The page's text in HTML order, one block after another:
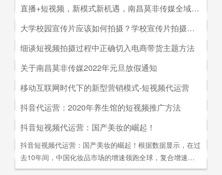
视宣传的规模，似乎企业宣传片是大企业才做得起的东西。
而事实上，正是因为公司规模小，才需要通过一个企业形象
片的包装，给经销商客户等以信心。
抖音代运营哪家公司好？南昌抖音代运营公司有哪些？抖音
何选择抖音代运营公司呢，首先我们要先了解抖音代运营的
主要工作有哪些，抖音代运营公司会帮助我们做什么，什么
是我们自己做不到的，随着抖音的流行，抖音代运营的发展
前景是非常好的。
直播+短视频，新模式新机遇，南昌莫非传媒全域营销平台全新低成本精准拓客！
直播+短视频，新模式新机遇，南昌莫非传媒全域营销平台
会对市场营销造成深远的影响，引领企业走向下一场变革。
2G时代，消费者实现了通讯的自由；3G时代，视频通话和
移动数据技术的兴起推动了智能手机的发展；到了4G技术
的普及，成为了视频流媒体、移动应用和程序化广告发展的
信息的接收已经从图文时代转向了视听时代，而营销方式也
从单一的PC搜索引擎向多媒体、多领域转移，短视频、直
大学校园宣传片应该如何拍摄？学校宣传片拍摄出来有哪些作用？
大学校园宣传片应该如何拍摄？学校宣传片拍摄出来有哪些
始陆续的展开，而为了配合更好的招生进行学校文化建设，
都会拍摄一些大学宣传片来吸引更多学生，进而达到校园招
生的目的。那么，大学宣传片如何拍摄呢？有哪些作用？下
面小编就来为大家简单介绍一下。
细谈短视频拍摄过程中正确切入电商带货主题方法
细谈短视频拍摄过程中正确切入电商带货主题方法。短视频
一是创建自己的个人IP品牌,比如李子柒；二是创建代表生
活方式的品牌, 比如“一条”。前者就是基于达人的影响力创
建品牌,以IP名为品牌名,以达人为 品牌背书,这种模式其实更
像粉丝经济。普通用户受短视频内容的吸引 成为达人的粉
丝,进而成为产生实际购买行为的用户。实践证明,只要 IP足
够打动人心,他们就能爆发出巨大的影响力。以李子柒为例,
李子柒凭借短视频积累了千万粉丝,后在淘宝平台开设店铺,
关于南昌莫非传媒2022年元旦放假通知
关于南昌莫非传媒2022年元旦放假通知.元旦：1月1日（星
月4日（星期二）上班。在此期间，如果您有需要我们提供
服务的地方可直接在网站留言板块进行留言，上班后，我们
会及时回复；如有紧急事项可拨打0791-88196636进行咨
询。
移动互联网时代下的新型营销模式-短视频代运营
移动互联网时代下的新型营销模式-短视频代运营。创意营
的含义发生了新的变化，是以创意表达的内容为连接的、以
社交分享和算法匹配为，主要传播信道的用户参与共创的新
型整合营销模式。
抖音代运营：2020年养生馆的短视频推广方法
抖音代运营：2020年养生馆的短视频推广方法.南昌莫非文
告及网络营销领域的公司，是国内领先的一站式全网营销推
广创新型服务平台。主营：蓝V认证，抖音，快手短视频代
抖音短视频代运营：国产美妆的崛起！
抖音短视频代运营：国产美妆的崛起！根据数据显示，在过
去10年间，中国化妆品市场的增速领跑全球，复合增速达9.
5%。庞大的市场让国产美妆迅速崛起，其中，完美日记一